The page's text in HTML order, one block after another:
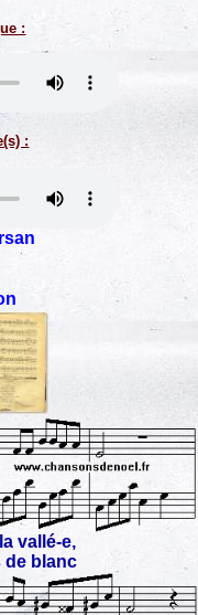
:
:
vallé-e,
de blanc